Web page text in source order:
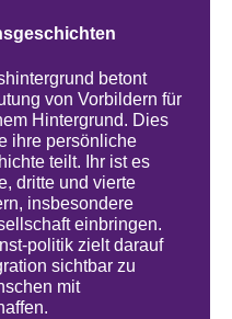
betont
von Vorbildern für
Hintergrund. Dies
ihre persönliche
teilt. Ihr ist es
dritte und vierte
insbesondere
einbringen.
politik zielt darauf
sichtbar zu
mit